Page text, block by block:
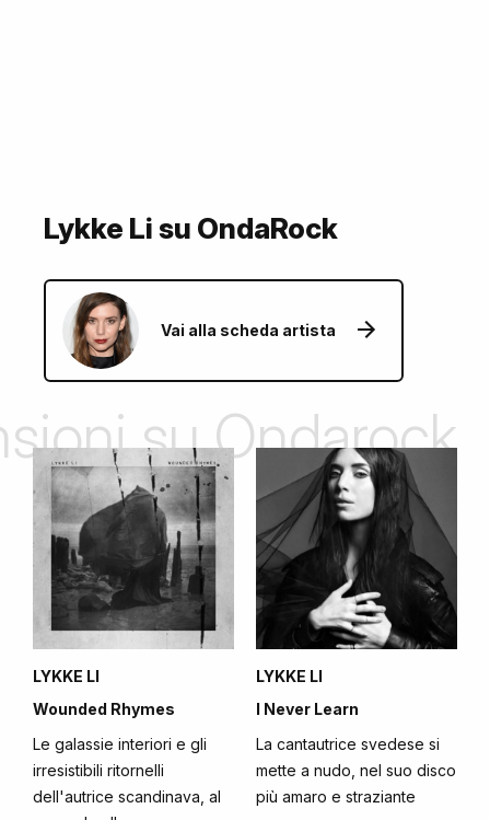
Lykke Li su OndaRock
Vai alla scheda artista
su Ondarock
LYKKE LI
Wounded Rhymes
Le galassie interiori e gli
irresistibili ritornelli
dell'autrice scandinava, al
LYKKE LI
I Never Learn
La cantautrice svedese si
mette a nudo, nel suo disco
più amaro e straziante